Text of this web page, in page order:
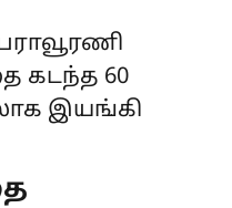
கடந்த 60
இயங்கி